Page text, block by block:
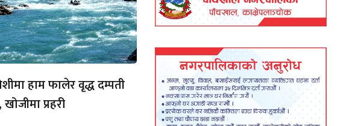
हाम फालेर वृद्ध दम्पती
खोजीमा प्रहरी